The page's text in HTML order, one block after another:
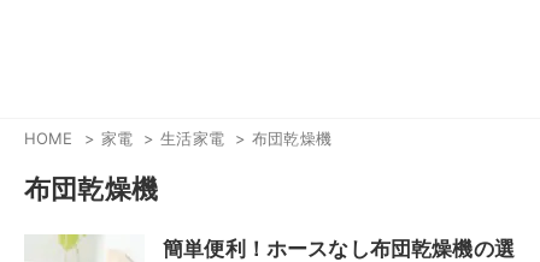
HOME 家電 生活家電 布団乾燥機
布団乾燥機
簡単便利！ホースなし布団乾燥機の選